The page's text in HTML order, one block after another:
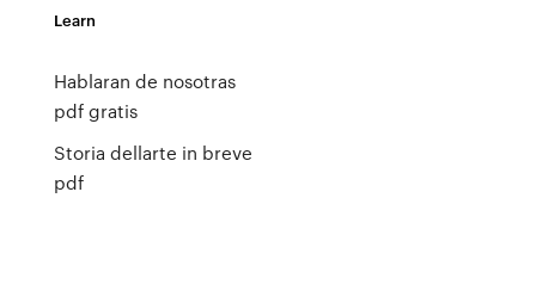
Learn
Hablaran de nosotras
pdf gratis
Storia dellarte in breve
pdf